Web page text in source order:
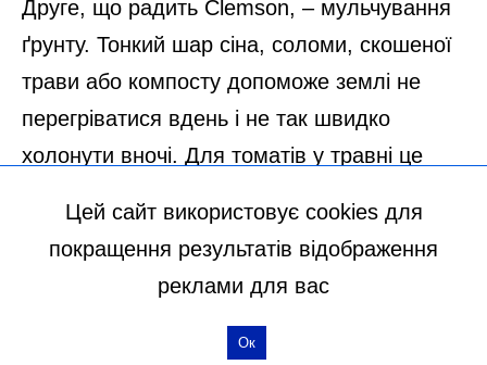
Цей сайт використовує cookies для
покращення результатів відображення
реклами для вас
Ок